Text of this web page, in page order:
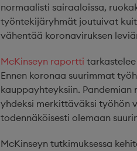
normaalisti sairaaloissa,
työntekijäryhmät joutuivat
vähentää koronaviruksen
McKinseyn raportti
Ennen koronaa suurimmat
kauppayhteyksiin.
yhdeksi merkittäväksi työhön
todennäköisesti olemaan
McKinseyn tutkimuksessa